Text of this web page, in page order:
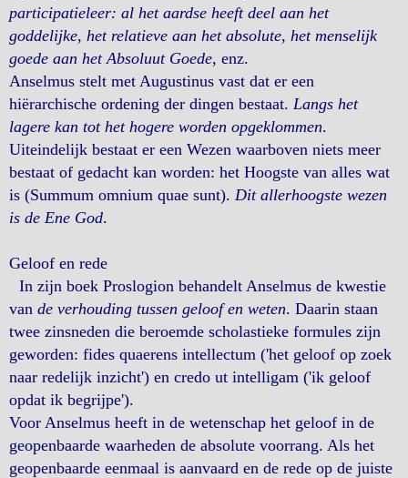
participatieleer: al het aardse heeft deel aan het
goddelijke, het relatieve aan het absolute, het menselijk
goede aan het Absoluut Goede, enz.
Anselmus stelt met Augustinus vast dat er een
hiërarchische ordening der dingen bestaat. Langs het
lagere kan tot het hogere worden opgeklommen.
Uiteindelijk bestaat er een Wezen waarboven niets meer
bestaat of gedacht kan worden: het Hoogste van alles wat
is (Summum omnium quae sunt). Dit allerhoogste wezen
is de Ene God.
Geloof en rede
In zijn boek Proslogion behandelt Anselmus de kwestie
van de verhouding tussen geloof en weten. Daarin staan
twee zinsneden die beroemde scholastieke formules zijn
geworden: fides quaerens intellectum ('het geloof op zoek
naar redelijk inzicht') en credo ut intelligam ('ik geloof
opdat ik begrijpe').
Voor Anselmus heeft in de wetenschap het geloof in de
geopenbaarde waarheden de absolute voorrang. Als het
geopenbaarde eenmaal is aanvaard en de rede op de juiste